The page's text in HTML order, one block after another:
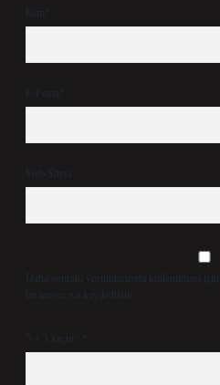
İsim*
E-Posta*
Web Sitesi
Daha sonraki yorumlarımda kullanılması
bu tarayıcıya kaydedilsin.
5 + 3 kaçtır? *